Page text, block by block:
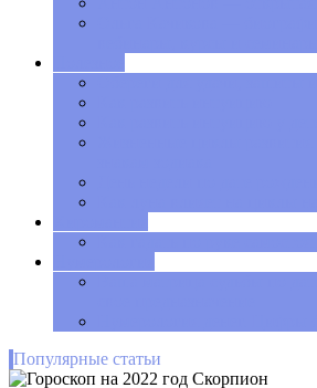
Популярные статьи